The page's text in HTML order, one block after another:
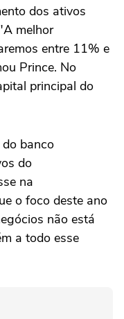
dos ativos
melhor
entre 11% e
Prince. No
principal do
banco
do
na
o foco deste ano
não está
a todo esse